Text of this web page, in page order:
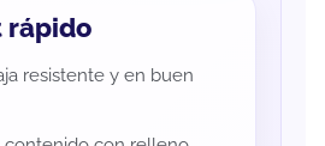
rápido
resistente y en buen